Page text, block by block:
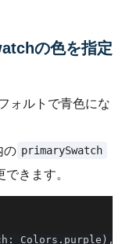
の色を指定
ォルトで青色にな
の primarySwatch
きます。
: Colors . purple ) ,